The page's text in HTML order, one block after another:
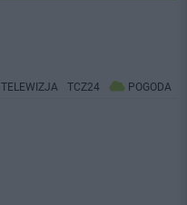
TELEWIZJA TCZ24 POGODA